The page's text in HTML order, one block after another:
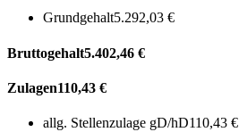
Grundgehalt5.292,03 €
Bruttogehalt5.402,46 €
Zulagen110,43 €
allg. Stellenzulage gD/hD110,43 €